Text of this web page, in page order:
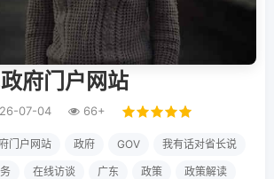
府门户网站
07-04 66+
门户网站 政府 GOV 我有话对省长说
在线访谈 广东 政策 政策解读